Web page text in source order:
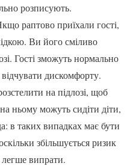
розписують.
раптово приїхали гості,
Ви його сміливо
Гості зможуть нормально
дискомфорту.
на підлозі, щоб
ньому можуть сидіти діти,
в таких випадках має бути
збільшується ризик
легше випрати.